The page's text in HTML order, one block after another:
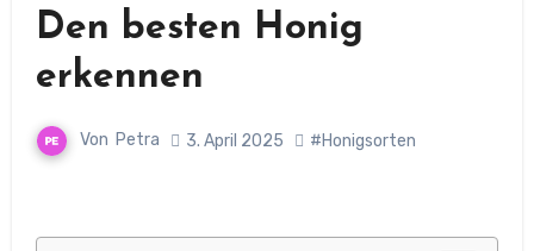
Den besten Honig
erkennen
Von Petra 3. April 2025 #Honigsorten